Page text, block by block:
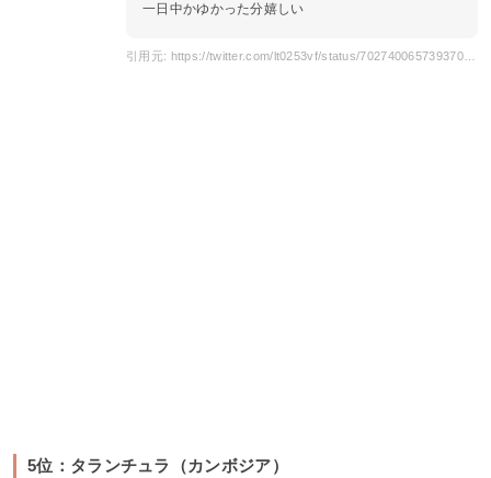
一日中かゆかった分嬉しい
引用元: https://twitter.com/lt0253vf/status/702740065739370497?s=20
5位：タランチュラ（カンボジア）